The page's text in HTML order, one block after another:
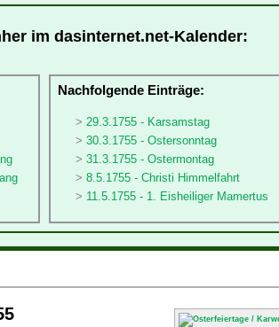
im dasinternet.net-Kalender:
Nachfolgende Einträge:
29.3.1755 - Karsamstag
30.3.1755 - Ostersonntag
31.3.1755 - Ostermontag
8.5.1755 - Christi Himmelfahrt
11.5.1755 - 1. Eisheiliger Mamertus